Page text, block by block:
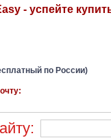
- успейте
по России)